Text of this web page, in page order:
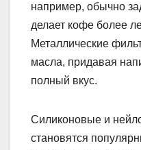
например, обычно
делает кофе более
Металлические
масла, придавая
полный вкус.
Силиконовые и
становятся